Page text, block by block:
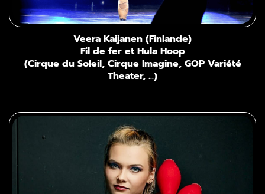
Veera Kaijanen (Finlande)
Fil de fer et Hula Hoop
(Cirque du Soleil, Cirque Imagine, GOP Variété
Theater, ...)